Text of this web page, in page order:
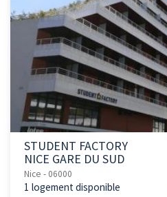
STUDENT FACTORY
NICE GARE DU SUD
Nice - 06000
1 logement disponible